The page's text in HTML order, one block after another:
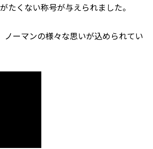
たくない称号が与えられました。
ーマンの様々な思いが込められてい